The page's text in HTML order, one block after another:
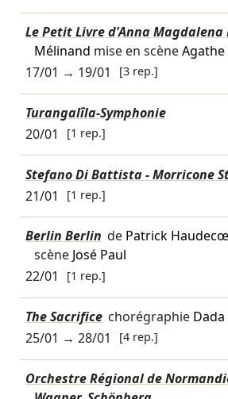
Le Petit Livre d'Anna Magdalena
Mélinand mise en scène
17/01 → 19/01 [3 rep.]
Turangalîla-Symphonie
20/01
[1 rep.]
Stefano Di Battista - Morricone
21/01
[1 rep.]
Berlin Berlin de Patrick
scène José Paul
22/01
[1 rep.]
The Sacrifice chorégraphie
25/01 → 28/01 [4 rep.]
Orchestre Régional de